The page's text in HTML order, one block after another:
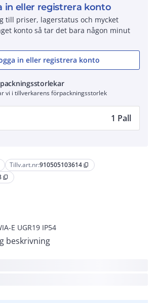
Tillv.art.nr:910505103614 content_copy
content_copy
E UGR19 IP54
beskrivning
in eller registrera konto
till priser, lagerstatus och mycket
konto så tar det bara någon minut
in eller registrera konto
vi i tillverkarens förpackningsstorlek
1 Pall